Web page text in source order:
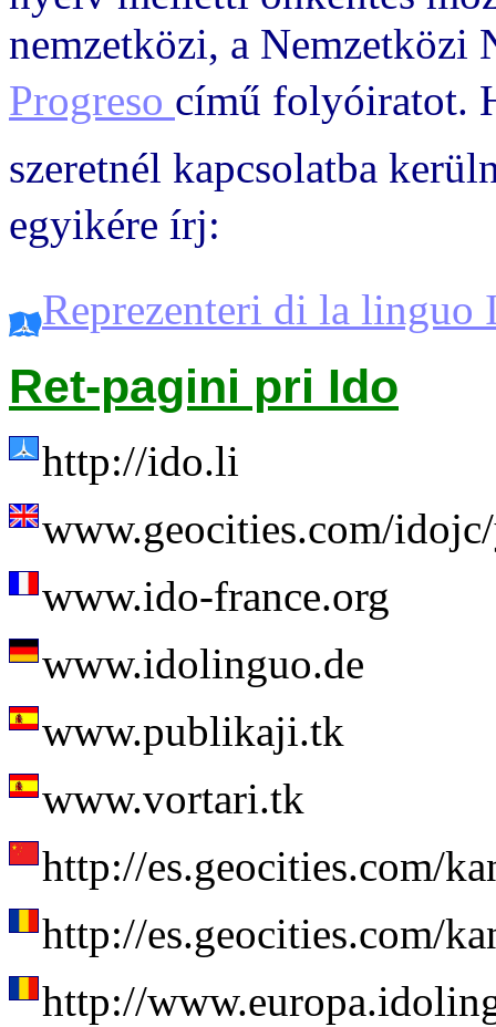
nemzetközi, a Nemzetközi
Progreso című folyóiratot.
szeretnél kapcsolatba
egyikére írj:
Reprezenteri di la linguo
Ret-pagini pri Ido
http://ido.li
www.geocities.com/
www.ido-france.org
www.idolinguo.de
www.publikaji.tk
www.vortari.tk
http://es.geocities.com/
http://es.geocities.com/
http://